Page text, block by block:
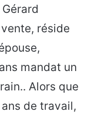
réside
mandat un
Alors que
de travail,